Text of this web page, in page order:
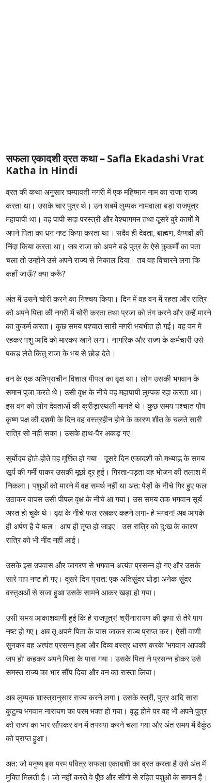
सफला एकादशी व्रत कथा – Safla Ekadashi Vrat
Katha in Hindi
व्रत की कथा अनुसार चम्पावती नगरी में एक महिष्मान नाम का राजा राज्य
करता था। उसके चार पुत्र थे। उन सबमें लुम्पक नामवाला बड़ा राजपुत्र
महापापी था। वह पापी सदा परस्त्री और वेश्यागमन तथा दूसरे बुरे कामों में
अपने पिता का धन नष्ट किया करता था। सदैव ही देवता, बाह्मण, वैष्णवों की
निंदा किया करता था। जब राजा को अपने बड़े पुत्र के ऐसे कुकर्मों का पता
चला तो उन्होंने उसे अपने राज्य से निकाल दिया। तब वह विचारने लगा कि
कहाँ जाऊँ? क्या करूँ?
अंत में उसने चोरी करने का निश्चय किया। दिन में वह वन में रहता और रात्रि
को अपने पिता की नगरी में चोरी करता तथा प्रजा को तंग करने और उन्हें मारने
का कुकर्म करता। कुछ समय पश्चात सारी नगरी भयभीत हो गई। वह वन में
रहकर पशु आदि को मारकर खाने लगा। नागरिक और राज्य के कर्मचारी उसे
पकड़ लेते किंतु राजा के भय से छोड़ देते।
वन के एक अतिप्राचीन विशाल पीपल का वृक्ष था। लोग उसकी भगवान के
समान पूजा करते थे। उसी वृक्ष के नीचे वह महापापी लुम्पक रहा करता था।
इस वन को लोग देवताओं की क्रीड़ास्थली मानते थे। कुछ समय पश्चात पौष
कृष्ण पक्ष की दशमी के दिन वह वस्त्रहीन होने के कारण शीत के चलते सारी
रात्रि सो नहीं सका। उसके हाथ-पैर अकड़ गए।
सूर्योदय होते-होते वह मूर्छित हो गया। दूसरे दिन एकादशी को मध्याह्न के समय
सूर्य की गर्मी पाकर उसकी मूर्छा दूर हुई। गिरता-पड़ता वह भोजन की तलाश में
निकला। पशुओं को मारने में वह समर्थ नहीं था अत: पेड़ों के नीचे गिर हुए फल
उठाकर वापस उसी पीपल वृक्ष के नीचे आ गया। उस समय तक भगवान सूर्य
अस्त हो चुके थे। वृक्ष के नीचे फल रखकर कहने लगा- हे भगवन! अब आपके
ही अर्पण है ये फल। आप ही तृप्त हो जाइए। उस रात्रि को दु:ख के कारण
रात्रि को भी नींद नहीं आई।
उसके इस उपवास और जागरण से भगवान अत्यंत प्रसन्न हो गए और उसके
सारे पाप नष्ट हो गए। दूसरे दिन प्रात: एक ‍अतिसुंदर घोड़ा अनेक सुंदर
वस्तुअओं से सजा हुआ उसके सामने आकर खड़ा हो गया।
उसी समय आकाशवाणी हुई कि हे राजपुत्र! श्रीनारायण की कृपा से तेरे पाप
नष्ट हो गए। अब तू अपने पिता के पास जाकर राज्य प्राप्त कर। ऐसी वाणी
सुनकर वह अत्यंत प्रसन्न हुआ और दिव्य वस्त्र धारण करके ‘भगवान आपकी
जय हो’ कहकर अपने पिता के पास गया। उसके पिता ने प्रसन्न होकर उसे
समस्त राज्य का भार सौंप दिया और वन का रास्ता लिया।
अब लुम्पक शास्त्रानुसार राज्य करने लगा। उसके स्त्री, पुत्र आदि सारा
कुटुम्ब भगवान नारायण का परम भक्त हो गया। वृद्ध होने पर वह भी अपने पुत्र
को राज्य का भार सौंपकर वन में तपस्या करने चला गया और अंत समय में वैकुंठ
को प्राप्त हुआ।
अत: जो मनुष्य इस परम पवित्र सफला एकादशी का व्रत करता है उसे अंत में
मुक्ति मिलती है। जो नहीं करते वे पूँछ और सींगों से रहित पशुओं के समान हैं।